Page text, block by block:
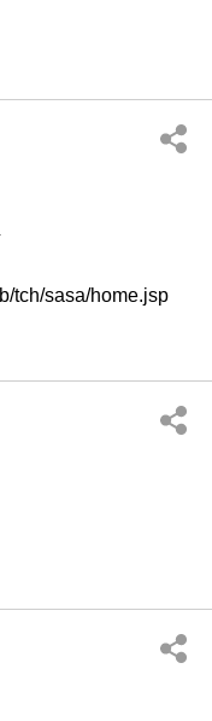
tch/sasa/home.jsp